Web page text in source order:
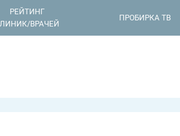
РЕЙТИНГ
ВРАЧЕЙ
ПРОБИРКА ТВ